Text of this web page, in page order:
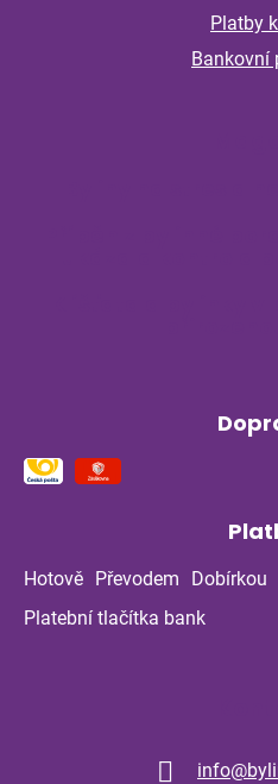
Platby
Bankovní
Hotově Převodem Dobírkou
Platební tlačítka bank
info@